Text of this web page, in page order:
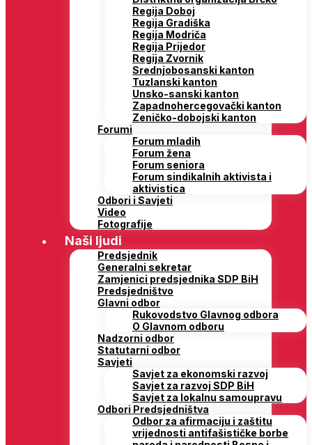
Regija Doboj
Regija Gradiška
Regija Modriča
Regija Prijedor
Regija Zvornik
Srednjobosanski kanton
Tuzlanski kanton
Unsko-sanski kanton
Zapadnohercegovački kanton
Zeničko-dobojski kanton
Forumi
Forum mladih
Forum žena
Forum seniora
Forum sindikalnih aktivista i
aktivistica
Odbori i Savjeti
Video
Fotografije
Naši ljudi
Predsjednik
Generalni sekretar
Zamjenici predsjednika SDP BiH
Predsjedništvo
Glavni odbor
Rukovodstvo Glavnog odbora
O Glavnom odboru
Nadzorni odbor
Statutarni odbor
Savjeti
Savjet za ekonomski razvoj
Savjet za razvoj SDP BiH
Savjet za lokalnu samoupravu
Odbori Predsjedništva
Odbor za afirmaciju i zaštitu
vrijednosti antifašističke borbe